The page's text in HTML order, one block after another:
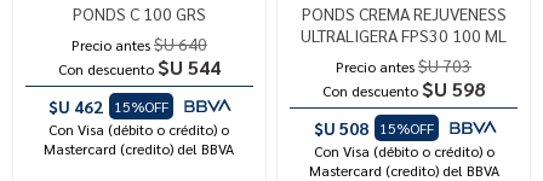
PONDS C 100 GRS
Precio antes$U 640
Con descuento $U 544
$U 462
15%OFF
Con Visa (débito o crédito) o
Mastercard (credito) del BBVA
PONDS CREMA REJUVENESS
ULTRALIGERA FPS30 100 ML
Precio antes$U 703
Con descuento $U 598
$U 508
15%OFF
Con Visa (débito o crédito) o
Mastercard (credito) del BBVA